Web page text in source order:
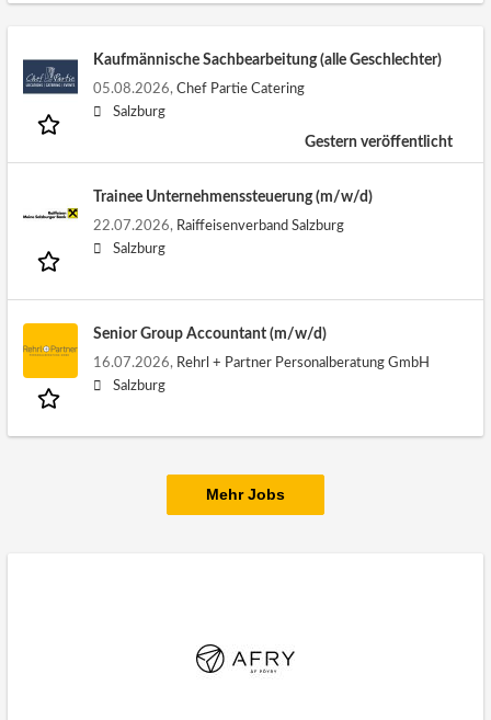
Kaufmännische Sachbearbeitung (alle Geschlechter)
05.08.2026, Chef Partie Catering
Salzburg
Gestern veröffentlicht
Trainee Unternehmenssteuerung (m/w/d)
22.07.2026, Raiffeisenverband Salzburg
Salzburg
Senior Group Accountant (m/w/d)
16.07.2026, Rehrl + Partner Personalberatung GmbH
Salzburg
Mehr Jobs